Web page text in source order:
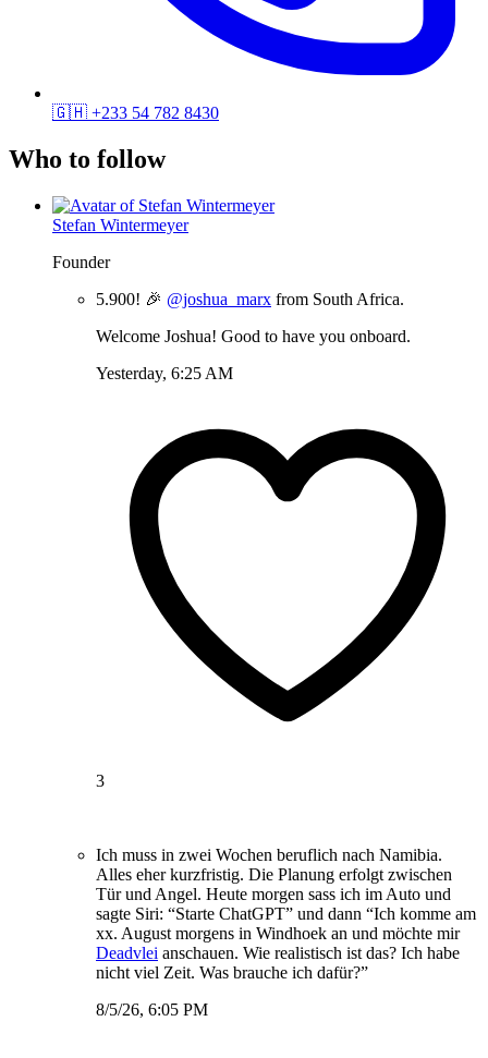
🇬🇭 +233 54 782 8430
Who to follow
Stefan Wintermeyer
Founder
5.900! 🎉 @joshua_marx from South Africa.
Welcome Joshua! Good to have you onboard.
Yesterday, 6:25 AM
3
Ich muss in zwei Wochen beruflich nach Namibia.
Alles eher kurzfristig. Die Planung erfolgt zwischen
Tür und Angel. Heute morgen sass ich im Auto und
sagte Siri: “Starte ChatGPT” und dann “Ich komme am
xx. August morgens in Windhoek an und möchte mir
Deadvlei anschauen. Wie realistisch ist das? Ich habe
nicht viel Zeit. Was brauche ich dafür?”
8/5/26, 6:05 PM